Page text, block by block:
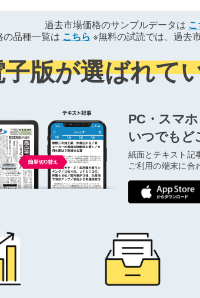
過去市場価格のサンプルデータは
品種一覧は こちら ※無料の試読では、過去
子版が選ばれて
PC・スマ
いつでもど
紙面とテキスト記
ご利用の端末に合